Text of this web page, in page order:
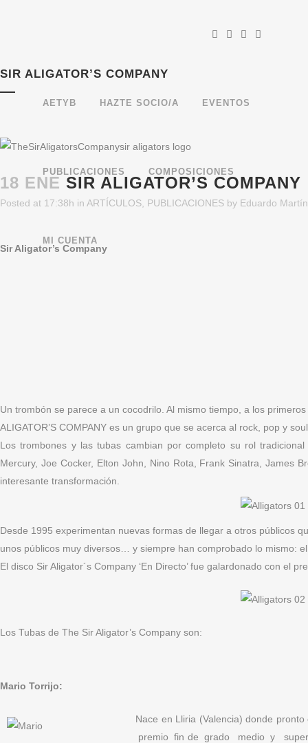
AETYB HAZTE SOCIO/A EVENTOS
PUBLICACIONES COMPOSICIONES
MI CUENTA
SIR ALIGATOR’S COMPANY
18 ENE SIR ALIGATOR’S COMPANY
Posted at 17:38h in ARTÍCULOS PUBLICACIONES by Eduardo
Sir Aligator’s Company
Un trombón se parece a un cocodrilo. Al mismo tiempo, a los
ALIGATOR’S COMPANY es un grupo que se acerca al rock, pop y
Los trombones y las tubas cambian por completo su rol
Mercury, Joe Cocker, Elton John, Nino Rota, Frank Sinatra, James
interesante transformación.
Desde 1995 experimentan nuevas formas de llegar a otros públicos
unos públicos muy diversos… y siempre han comprobado lo mismo:
El disco Sir Aligator´s Company ‘En Directo’ fue galardonado con el
Los Tubas de The Sir Aligator’s Company son:
Mario Torrijo:
Nace en Lliria (Valencia) donde
premio fin de grado medio y